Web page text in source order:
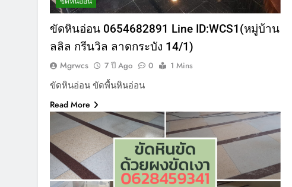
ขัดหินอ่อน 0654682891 Line ID:WCS1(หมู่บ้าน
ลลิล กรีนวิล ลาดกระบัง 14/1)
Mgrwcs 7 ปี Ago 0
1 Mins
ขัดหินอ่อน ขัดพื้นหินอ่อน
Read More